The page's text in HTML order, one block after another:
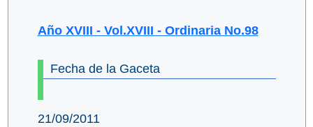
Año XVIII - Vol.XVIII - Ordinaria No.98
Fecha de la Gaceta
21/09/2011